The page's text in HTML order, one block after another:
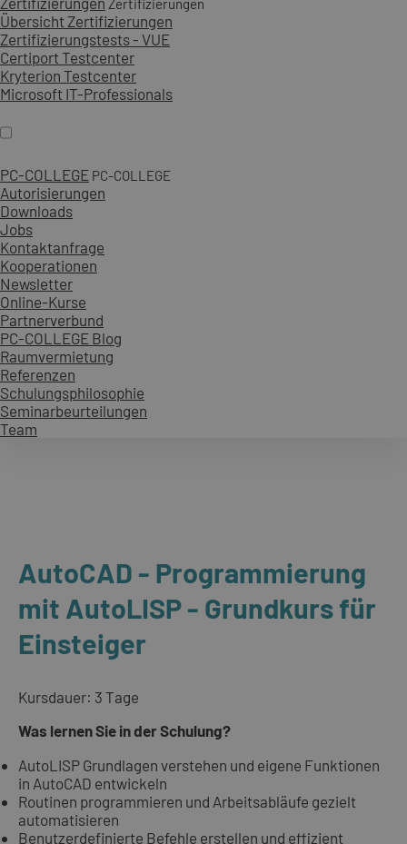
Zertifizierungen
Übersicht Zertifizierungen
Zertifizierungstests - VUE
Certiport Testcenter
Kryterion Testcenter
Microsoft IT-Professionals
PC-COLLEGE PC-COLLEGE
Autorisierungen
Downloads
Jobs
Kontaktanfrage
Kooperationen
Newsletter
Online-Kurse
Partnerverbund
PC-COLLEGE Blog
Raumvermietung
Referenzen
Schulungsphilosophie
Seminarbeurteilungen
Team
AutoCAD - Programmierung
mit AutoLISP - Grundkurs für
Einsteiger
Kursdauer: 3 Tage
Was lernen Sie in der Schulung?
AutoLISP Grundlagen verstehen und eigene Funktionen
in AutoCAD entwickeln
Routinen programmieren und Arbeitsabläufe gezielt
automatisieren
Benutzerdefinierte Befehle erstellen und effizient